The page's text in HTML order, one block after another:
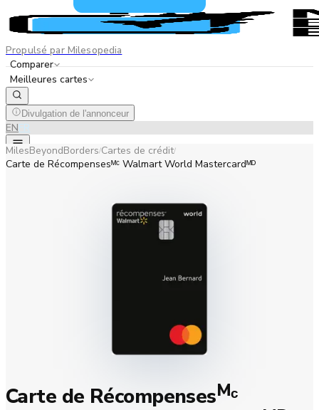
Propulsé par Milesopedia
Comparer
Meilleures cartes
Divulgation de l'annonceur
ENFR
MilesBeyondBorders/Cartes de crédit/
Carte de Récompensesᴹᶜ Walmart World Mastercardᴹᴰ
Carte de RécompensesMᶜ